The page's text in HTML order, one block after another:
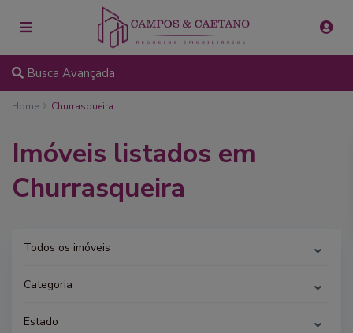
Busca Avançada
Home Churrasqueira
Imóveis listados em
Churrasqueira
Todos os imóveis
Categoria
Estado